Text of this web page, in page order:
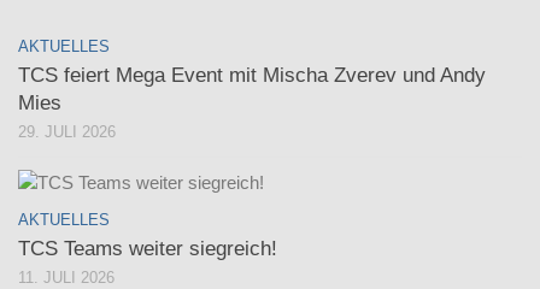
AKTUELLES
TCS feiert Mega Event mit Mischa Zverev und Andy
Mies
29. JULI 2026
AKTUELLES
TCS Teams weiter siegreich!
11. JULI 2026